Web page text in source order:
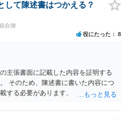
して陳述書はつかえる？
合側
役にたった 8
主張書面に記載した内容を証明する
そのため、陳述書に書いた内容につ
する必要があります。 裁判所は弁論
張書面で主張する必要があるという